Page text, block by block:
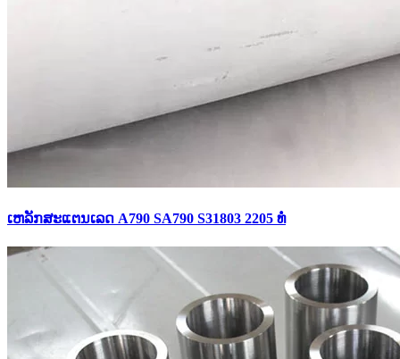
ເຫລັກສະແຕນເລດ A790 SA790 S31803 2205 ທໍ່